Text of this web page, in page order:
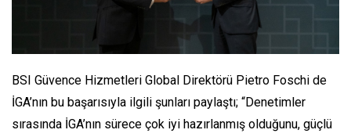
BSI Güvence Hizmetleri Global Direktörü Pietro Foschi de
İGA’nın bu başarısıyla ilgili şunları paylaştı; “Denetimler
sırasında İGA’nın sürece çok iyi hazırlanmış olduğunu, güçlü